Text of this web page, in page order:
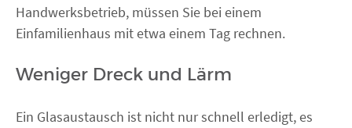
Handwerksbetrieb, müssen Sie bei einem
Einfamilienhaus mit etwa einem Tag rechnen.
Weniger Dreck und Lärm
Ein Glasaustausch ist nicht nur schnell erledigt, es